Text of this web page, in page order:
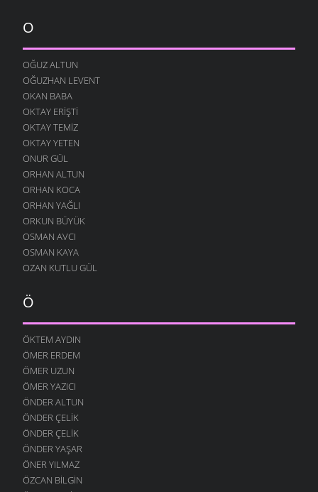
O
OĞUZ ALTUN
OĞUZHAN LEVENT
OKAN BABA
OKTAY ERIŞTI
OKTAY TEMIZ
OKTAY YETEN
ONUR GÜL
ORHAN ALTUN
ORHAN KOCA
ORHAN YAĞLI
ORKUN BÜYÜK
OSMAN AVCI
OSMAN KAYA
OZAN KUTLU GÜL
Ö
ÖKTEM AYDIN
ÖMER ERDEM
ÖMER UZUN
ÖMER YAZICI
ÖNDER ALTUN
ÖNDER ÇELIK
ÖNDER ÇELIK
ÖNDER YAŞAR
ÖNER YILMAZ
ÖZCAN BILGIN